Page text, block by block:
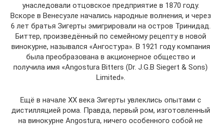
унаследовали отцовское предприятие в 1870 году.
Вскоре в Венесуэле начались народные волнения, и через
6 лет братья Зигерты эмигрировали на остров Тринидад.
Биттер, произведённый по семейному рецепту в новой
винокурне, назывался «Ангостура». В 1921 году компания
была преобразована в акционерное общество и
получила имя «Angostura Bitters (Dr. J.G.B Siegert & Sons)
Limited».
Ещё в начале XX века Зигерты увлеклись опытами с
дистилляцией рома. Правда, первый ром, изготовленный
на винокурне Angostura, ничего особенного собой не